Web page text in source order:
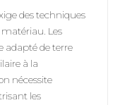
des techniques
Les
adapté de terre
à la
nécessite
les